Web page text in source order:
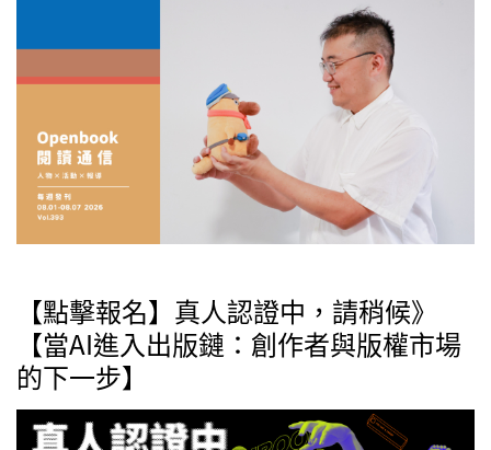
【點擊報名】真人認證中，請稍候》
【當AI進入出版鏈：創作者與版權市場
的下一步】